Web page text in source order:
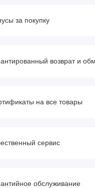
за покупку
возврат и
на все товары
сервис
обслуживание